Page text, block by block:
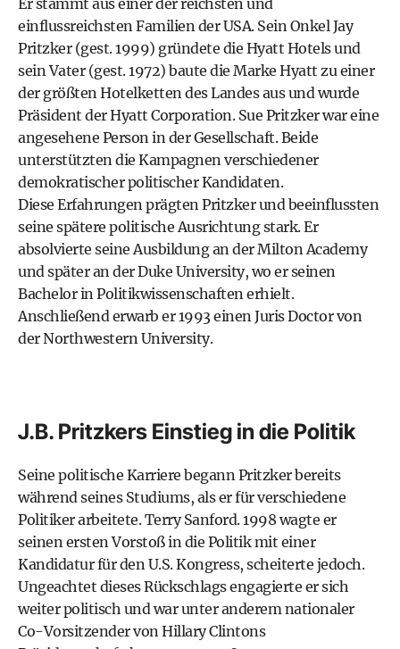
Er stammt aus einer der reichsten und
einflussreichsten Familien der USA. Sein Onkel Jay
Pritzker (gest. 1999) gründete die Hyatt Hotels und
sein Vater (gest. 1972) baute die Marke Hyatt zu einer
der größten Hotelketten des Landes aus und wurde
Präsident der Hyatt Corporation. Sue Pritzker war eine
angesehene Person in der Gesellschaft. Beide
unterstützten die Kampagnen verschiedener
demokratischer politischer Kandidaten.
Diese Erfahrungen prägten Pritzker und beeinflussten
seine spätere politische Ausrichtung stark. Er
absolvierte seine Ausbildung an der Milton Academy
und später an der Duke University, wo er seinen
Bachelor in Politikwissenschaften erhielt.
Anschließend erwarb er 1993 einen Juris Doctor von
der Northwestern University.
J.B. Pritzkers Einstieg in die Politik
Seine politische Karriere begann Pritzker bereits
während seines Studiums, als er für verschiedene
Politiker arbeitete. Terry Sanford. 1998 wagte er
seinen ersten Vorstoß in die Politik mit einer
Kandidatur für den U.S. Kongress, scheiterte jedoch.
Ungeachtet dieses Rückschlags engagierte er sich
weiter politisch und war unter anderem nationaler
Co-Vorsitzender von Hillary Clintons